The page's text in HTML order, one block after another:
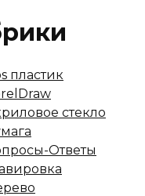
пластик
стекло
Ответы